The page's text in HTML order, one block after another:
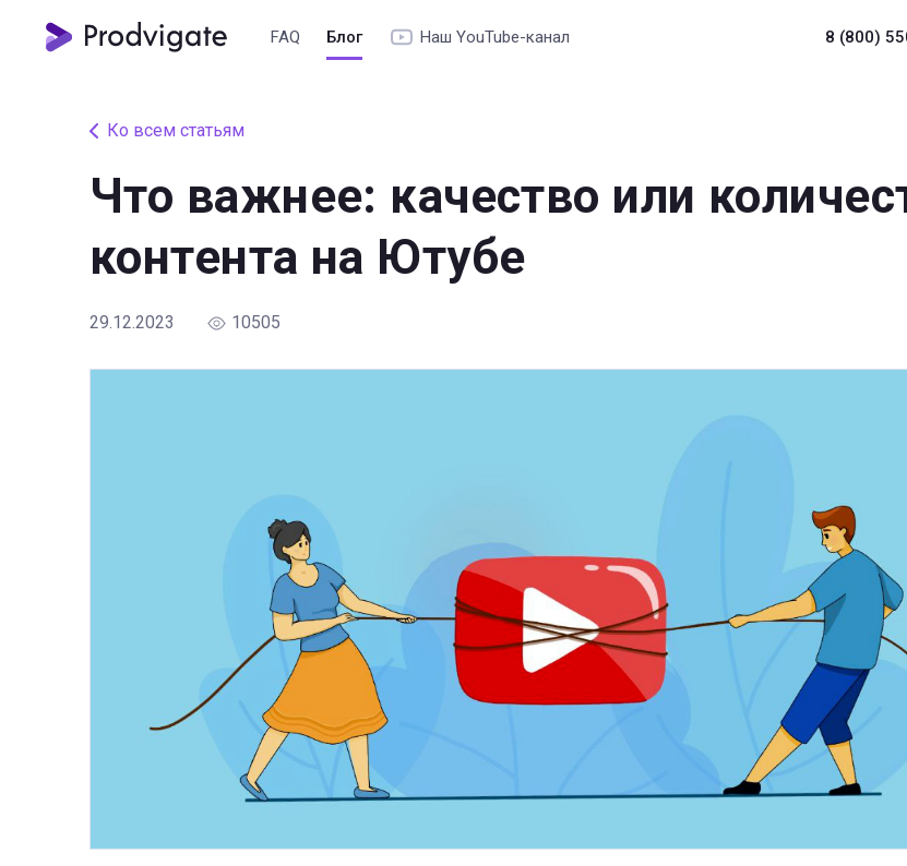
FAQ Блог Наш YouTube-канал 8 (800)
Ко всем статьям
Что важнее: качество или
контента на Ютубе
29.12.2023 10505